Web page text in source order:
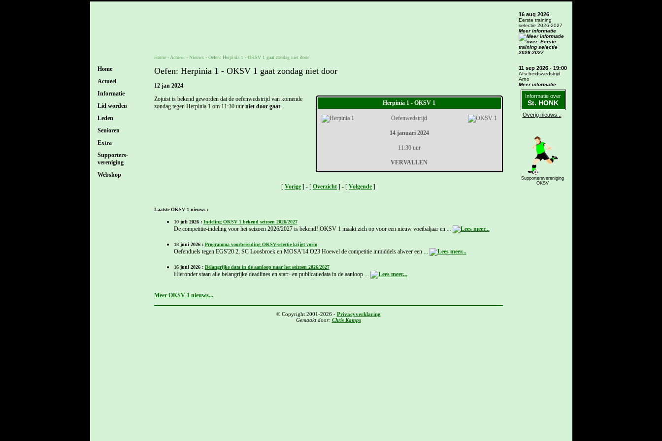
Home
Actueel
Informatie
Lid worden
Leden
Senioren
Extra
Supporters-
vereniging
Webshop
Home- Actueel - Nieuws- Oefen: Herpinia 1 - OKSV 1 gaat zondag niet door
Oefen: Herpinia 1 - OKSV 1 gaat zondag niet door
12 jan 2024
Herpinia 1 - OKSV 1
Oefenwedstrijd
14 januari 2024
11:30 uur
VERVALLEN
Zojuist is bekend geworden dat de oefenwedstrijd van komende
zondag tegen Herpinia 1 om 11:30 uur niet door gaat.
[ Vorige ] - [ Overzicht ] - [ Volgende ]
Laatste OKSV 1 nieuws :
10 juli 2026 : Indeling OKSV 1 bekend seizoen 2026/2027
De competitie-indeling voor het seizoen 2026/2027 is bekend! OKSV 1 maakt zich op voor een nieuw voetbaljaar en ...
18 juni 2026 : Programma voorbereiding OKSV-selectie krijgt vorm
Oefenduels tegen EGS'20 2, SC Loosbroek en MOSA'14 O23 Hoewel de competitie inmiddels alweer een ...
16 juni 2026 : Belangrijke data in de aanloop naar het seizoen 2026/2027
Hieronder staan alle belangrijke deadlines en start- en publicatiedata in de aanloop ...
Meer OKSV 1 nieuws...
© Copyright 2001-2026 - Privacyverklaring
Gemaakt door: Chris Kamps
16 aug 2026
Eerste training
selectie 2026-2027
Meer informatie
11 sep 2026 - 19:00
Afscheidswedstrijd
Arno
Meer informatie
Informatie over
St. HONK
Overig nieuws...
Supportersvereniging
OKSV